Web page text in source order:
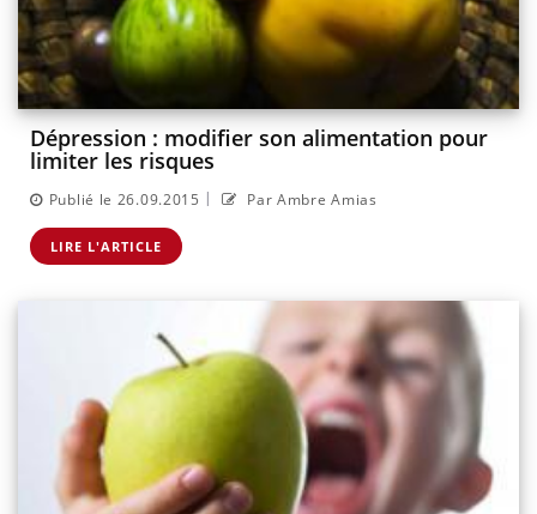
Dépression : modifier son alimentation pour
limiter les risques
Publié le 26.09.2015 | Par Ambre Amias
LIRE L'ARTICLE